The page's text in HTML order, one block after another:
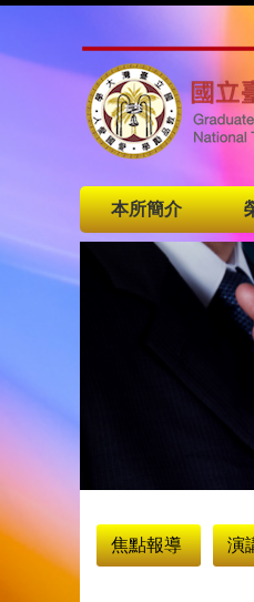
本所簡介
焦點報導
演